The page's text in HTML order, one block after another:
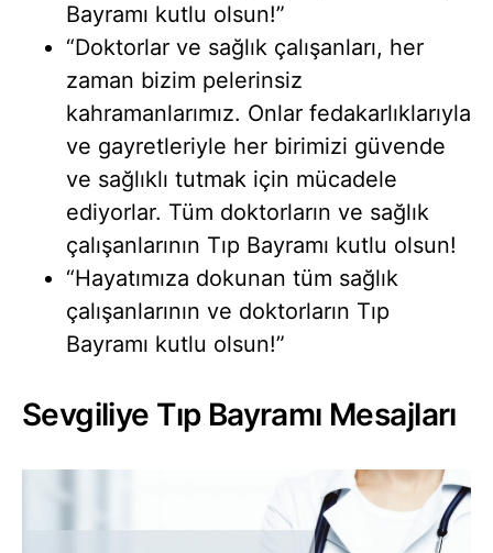
Bayramı kutlu olsun!”
“Doktorlar ve sağlık çalışanları, her
zaman bizim pelerinsiz
kahramanlarımız. Onlar fedakarlıklarıyla
ve gayretleriyle her birimizi güvende
ve sağlıklı tutmak için mücadele
ediyorlar. Tüm doktorların ve sağlık
çalışanlarının Tıp Bayramı kutlu olsun!
“Hayatımıza dokunan tüm sağlık
çalışanlarının ve doktorların Tıp
Bayramı kutlu olsun!”
Sevgiliye Tıp Bayramı Mesajları